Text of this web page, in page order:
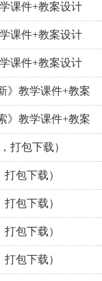
课件+教案设计
课件+教案设计
课件+教案设计
》教学课件+教案
》教学课件+教案
打包下载）
包下载）
包下载）
包下载）
包下载）